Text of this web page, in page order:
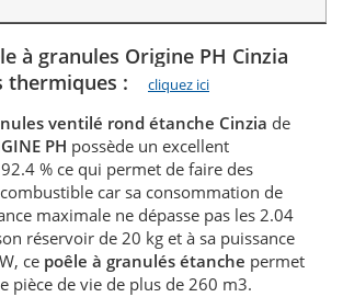
à granules Origine PH Cinzia
thermiques :
cliquez ici
ventilé rond étanche Cinzia de
PH possède un excellent
% ce qui permet de faire des
car sa consommation de
maximale ne dépasse pas les 2.04
réservoir de 20 kg et à sa puissance
ce poêle à granulés étanche permet
pièce de vie de plus de 260 m3.